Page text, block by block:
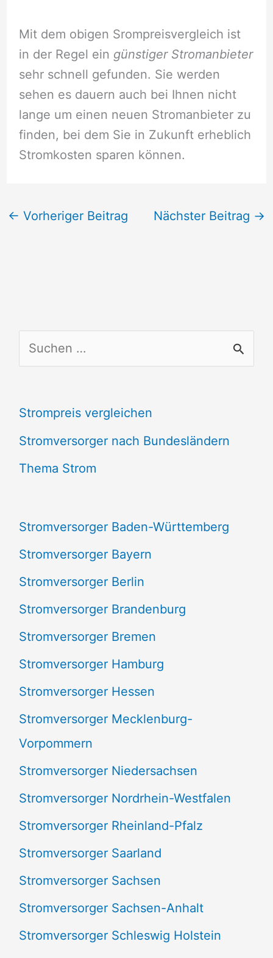
Mit dem obigen Srompreisvergleich ist
in der Regel ein günstiger Stromanbieter
sehr schnell gefunden. Sie werden
sehen es dauern auch bei Ihnen nicht
lange um einen neuen Stromanbieter zu
finden, bei dem Sie in Zukunft erheblich
Stromkosten sparen können.
← Vorheriger Beitrag Nächster Beitrag →
u
h
e
n
h
:
Strompreis vergleichen
Stromversorger nach Bundesländern
Thema Strom
Stromversorger Baden-Württemberg
Stromversorger Bayern
Stromversorger Berlin
Stromversorger Brandenburg
Stromversorger Bremen
Stromversorger Hamburg
Stromversorger Hessen
Stromversorger Mecklenburg-
Vorpommern
Stromversorger Niedersachsen
Stromversorger Nordrhein-Westfalen
Stromversorger Rheinland-Pfalz
Stromversorger Saarland
Stromversorger Sachsen
Stromversorger Sachsen-Anhalt
Stromversorger Schleswig Holstein